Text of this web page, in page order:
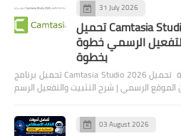
31 July 2026
تحميل Camtasia Studio 2026 من الموقع
الرسمي خطوة
بخطوة
تحميل برنامج Camtasia Studio 2026 نسخة كاملة تحميل Camtasia Studio 2026
03 August 2026